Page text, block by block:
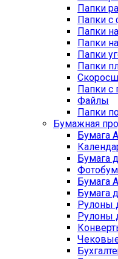
Папки
Папки с
Папки
Папки
Папки
Папки
Папки
Файлы
Папки
Бумажная
Бумага
Бумага
Бумага
Бумага
Рулоны
Рулоны